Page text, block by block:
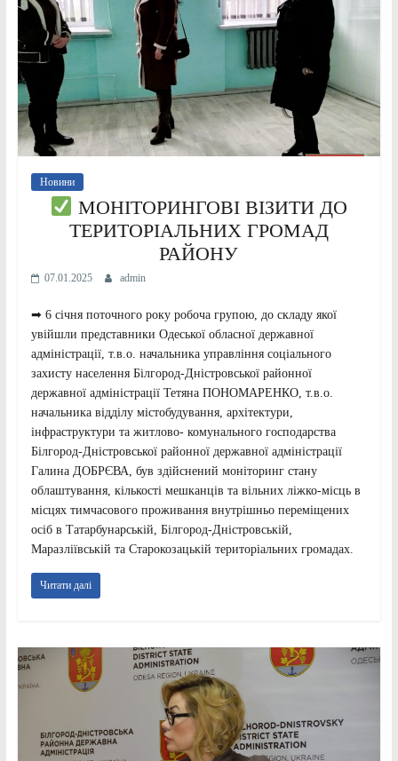
Новини
МОНІТОРИНГОВІ ВІЗИТИ ДО
ТЕРИТОРІАЛЬНИХ ГРОМАД
РАЙОНУ
07.01.2025 admin
➡ 6 січня поточного року робоча групою, до складу якої
увійшли представники Одеської обласної державної
адміністрації, т.в.о. начальника управління соціального
захисту населення Білгород-Дністровської районної
державної адміністрації Тетяна ПОНОМАРЕНКО, т.в.о.
начальника відділу містобудування, архітектури,
інфраструктури та житлово- комунального господарства
Білгород-Дністровської районної державної адміністрації
Галина ДОБРЄВА, був здійснений моніторинг стану
облаштування, кількості мешканців та вільних ліжко-місць в
місцях тимчасового проживання внутрішньо переміщених
осіб в Татарбунарській, Білгород-Дністровській,
Маразліївській та Старокозацькій територіальних громадах.
Читати далі